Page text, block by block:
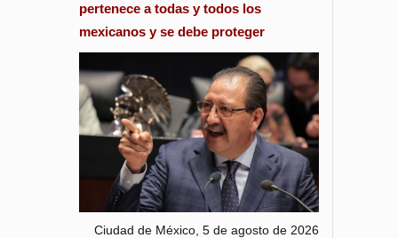
pertenece a todas y todos los
mexicanos y se debe proteger
Ciudad de México, 5 de agosto de 2026